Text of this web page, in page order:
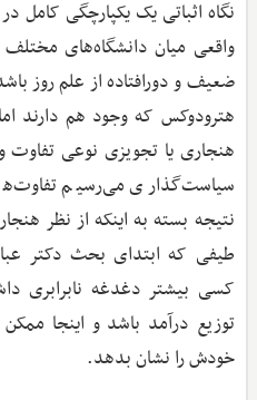
نگاه اثباتی یک یکپارچگی کامل
واقعی میان دانشگاه‌های مختلف
ضعیف و دورافتاده از علم روز
هترودوکس که وجود هم دارند
هنجاری یا تجویزی نوعی تفاوت
سیاست‌گذاری می‌رسیم
نتیجه بسته به اینکه از نظر
طیفی که ابتدای بحث دکتر
کسی بیشتر دغدغه نابرابری
توزیع درآمد باشد و اینجا
خودش را نشان بدهد.